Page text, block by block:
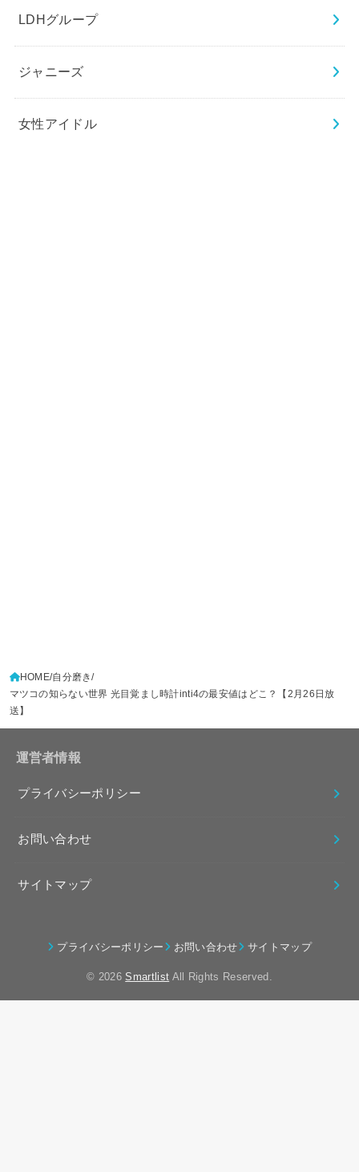
LDHグループ
ジャニーズ
女性アイドル
HOME 自分磨き
マツコの知らない世界 光目覚まし時計inti4の最安値はどこ？【2月26日放
送】
運営者情報
プライバシーポリシー
お問い合わせ
サイトマップ
プライバシーポリシー お問い合わせ サイトマップ
© 2026Smartlist All Rights Reserved.